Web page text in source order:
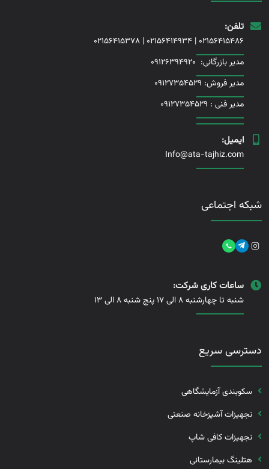
تلفن:
02156415486
|
02156414934
|
02156415378
مدیر بازرگانی: 09126394920
مدیر فروش: 09127354529
مدیر فنی : 09127354529
ایمیل:
Info@ata-tajhiz.com
شبکه اجتماعی
ساعات کاری شرکت:
شنبه تا چهارشنبه 8 الی 17 پنج شنبه 8 الی 13
دسترسی سریع
سکوبندی آزمایشگاهی
تجهیزات آشپزخانه صنعتی
تجهیزات کافی شاپ
هتلینگ بیمارستانی